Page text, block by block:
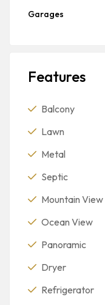
Garages
Features
Balcony
Lawn
Metal
Septic
Mountain View
Ocean View
Panoramic
Dryer
Refrigerator